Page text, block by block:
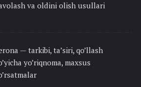
va oldini olish usullari
— tarkibi, ta’siri, qo’llash
yo’riqnoma, maxsus